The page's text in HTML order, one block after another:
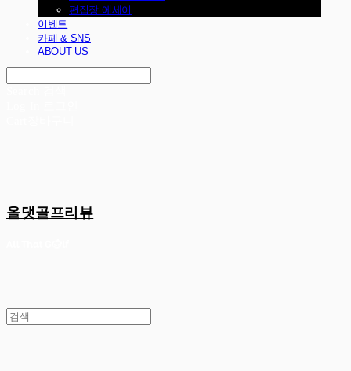
편집장 에세이
이벤트
카페 & SNS
ABOUT US
올댓골프리뷰